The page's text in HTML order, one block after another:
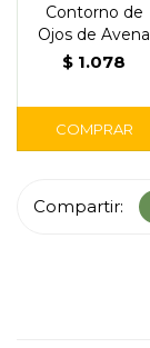
Contorno de
Ojos de Avena
$ 1.078